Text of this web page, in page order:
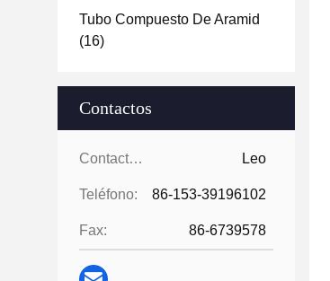
Tubo Compuesto De Aramid
(16)
Contactos
Contactos: Leo
Teléfono: 86-153-39196102
Fax: 86-6739578